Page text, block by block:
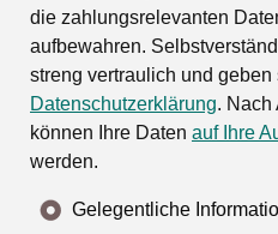
die zahlungsrelevanten
aufbewahren.
streng vertraulich und geben
Datenschutzerklärung. Nach
können Ihre Daten auf Ihre
werden.
Gelegentliche